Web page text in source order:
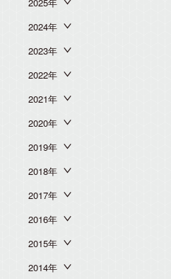
2024年
2023年
2022年
2021年
2020年
2019年
2018年
2017年
2016年
2015年
2014年